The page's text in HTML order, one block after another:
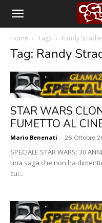
Home Tags Randy
Tag: Randy
STAR WARS
FUMETTO AL
Mario Benenati - 26 Ottobre
SPECIALE STAR WARS: 30
una saga che non ha
cui...